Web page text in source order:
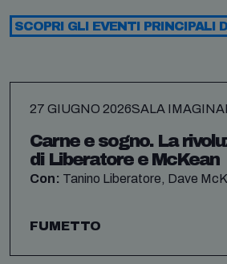
SCOPRI GLI EVENTI PRINCIPALI
27 GIUGNO 2026SALA
Carne e sogno. La
di Liberatore e McKean
Con: Tanino Liberatore, Dave
FUMETTO